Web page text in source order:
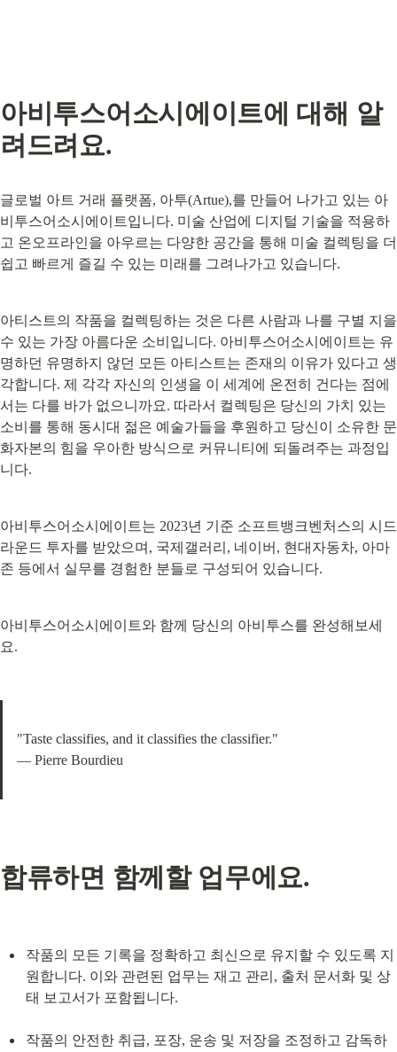
아비투스어소시에이트에 대해 알
려드려요.
글로벌 아트 거래 플랫폼, 아투(Artue),를 만들어 나가고 있는 아
비투스어소시에이트입니다. 미술 산업에 디지털 기술을 적용하
고 온오프라인을 아우르는 다양한 공간을 통해 미술 컬렉팅을 더
쉽고 빠르게 즐길 수 있는 미래를 그려나가고 있습니다.
아티스트의 작품을 컬렉팅하는 것은 다른 사람과 나를 구별 지을
수 있는 가장 아름다운 소비입니다. 아비투스어소시에이트는 유
명하던 유명하지 않던 모든 아티스트는 존재의 이유가 있다고 생
각합니다. 제 각각 자신의 인생을 이 세계에 온전히 건다는 점에
서는 다를 바가 없으니까요. 따라서 컬렉팅은 당신의 가치 있는
소비를 통해 동시대 젊은 예술가들을 후원하고 당신이 소유한 문
화자본의 힘을 우아한 방식으로 커뮤니티에 되돌려주는 과정입
니다.
아비투스어소시에이트는 2023년 기준 소프트뱅크벤처스의 시드
라운드 투자를 받았으며, 국제갤러리, 네이버, 현대자동차, 아마
존 등에서 실무를 경험한 분들로 구성되어 있습니다.
아비투스어소시에이트와 함께 당신의 아비투스를 완성해보세
요.
"Taste classifies, and it classifies the classifier."
— Pierre Bourdieu
합류하면 함께할 업무에요.
작품의 모든 기록을 정확하고 최신으로 유지할 수 있도록 지
원합니다. 이와 관련된 업무는 재고 관리, 출처 문서화 및 상
태 보고서가 포함됩니다.
작품의 안전한 취급, 포장, 운송 및 저장을 조정하고 감독하